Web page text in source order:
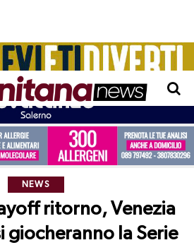
NEWS
ritorno, Venezia
giocheranno la Serie